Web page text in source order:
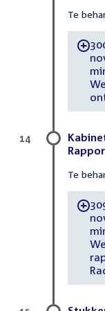
Te
-
Te
-
14